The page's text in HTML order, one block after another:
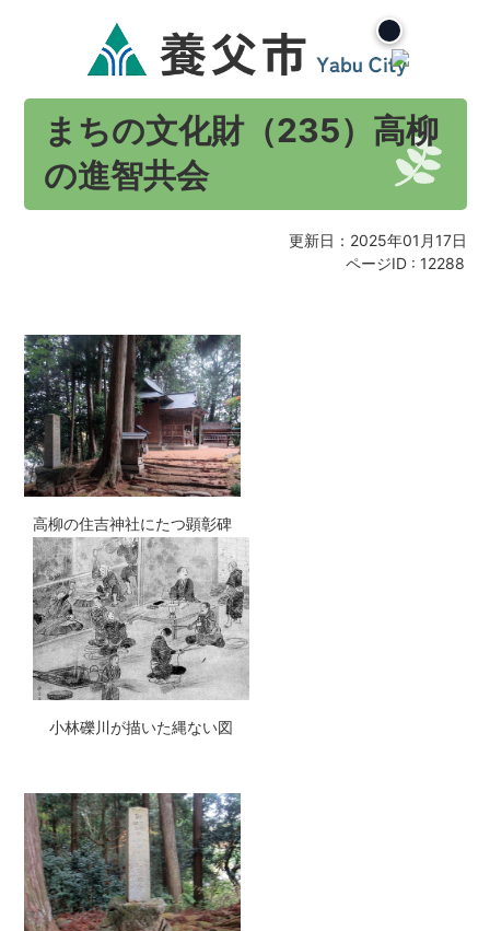
まちの文化財（235）高柳
の進智共会
更新日：2025年01月17日
ページID : 12288
高柳の住吉神社にたつ顕彰碑
小林礫川が描いた縄ない図